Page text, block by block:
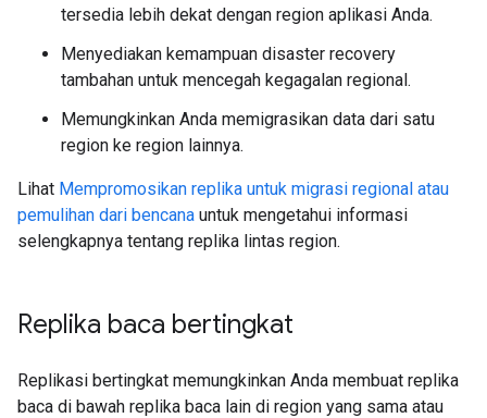
tersedia lebih dekat dengan region aplikasi Anda.
Menyediakan kemampuan disaster recovery
tambahan untuk mencegah kegagalan regional.
Memungkinkan Anda memigrasikan data dari satu
region ke region lainnya.
Lihat Mempromosikan replika untuk migrasi regional atau
pemulihan dari bencana untuk mengetahui informasi
selengkapnya tentang replika lintas region.
Replika baca bertingkat
Replikasi bertingkat memungkinkan Anda membuat replika
baca di bawah replika baca lain di region yang sama atau